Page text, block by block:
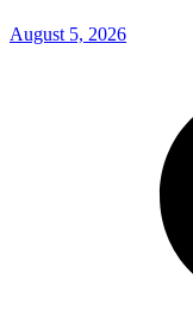
August 5, 2026